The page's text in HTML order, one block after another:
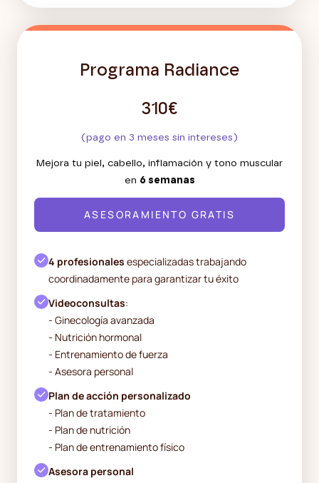
Programa Radiance
310€
(pago en 3 meses sin intereses)
Mejora tu piel, cabello, inflamación y tono muscular
en 6 semanas
ASESORAMIENTO GRATIS
4 profesionales especializadas trabajando
coordinadamente para garantizar tu éxito
Videoconsultas:
- Ginecología avanzada
- Nutrición hormonal
- Entrenamiento de fuerza
- Asesora personal
Plan de acción personalizado
- Plan de tratamiento
- Plan de nutrición
- Plan de entrenamiento físico
Asesora personal